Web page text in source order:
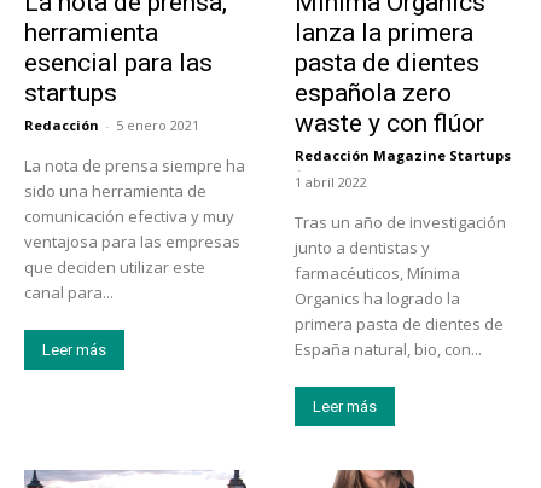
herramienta
esencial para las
startups
Redacción - 5 enero 2021
La nota de prensa siempre ha
sido una herramienta de
comunicación efectiva y muy
ventajosa para las empresas
que deciden utilizar este
canal para...
Leer más
lanza la primera
pasta de dientes
española zero
waste y con flúor
Redacción Magazine Startups
-
1 abril 2022
Tras un año de investigación
junto a dentistas y
farmacéuticos, Mínima
Organics ha logrado la
primera pasta de dientes de
España natural, bio, con...
Leer más